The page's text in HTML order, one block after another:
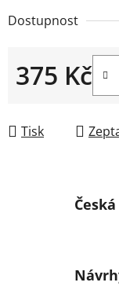
Dostupnost
375 Kč
Tisk